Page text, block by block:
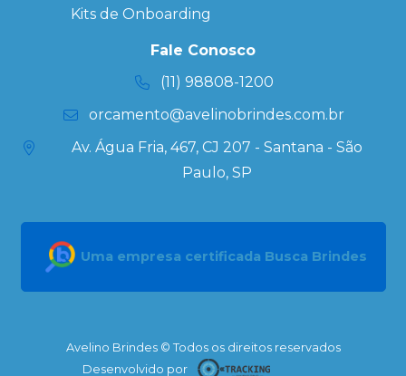
Ecobag
Personalizada
Kits
Kits de Onboarding
Fale Conosco
(11) 98808-1200
orcamento@avelinobrindes.com.br
Av. Água Fria, 467, CJ 207 - Santana - São
Paulo, SP
Uma empresa certificada Busca Brindes
Avelino Brindes © Todos os direitos reservados
Desenvolvido por